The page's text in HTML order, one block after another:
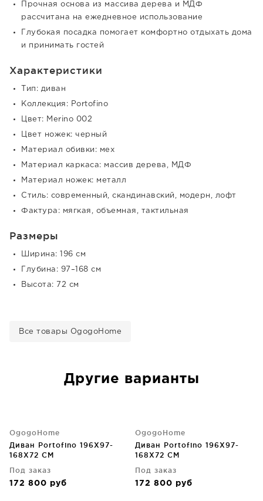
Прочная основа из массива дерева и МДФ
рассчитана на ежедневное использование
Глубокая посадка помогает комфортно отдыхать дома
и принимать гостей
Характеристики
Тип: диван
Коллекция: Portofino
Цвет: Merino 002
Цвет ножек: черный
Материал обивки: мех
Материал каркаса: массив дерева, МДФ
Материал ножек: металл
Стиль: современный, скандинавский, модерн, лофт
Фактура: мягкая, объемная, тактильная
Размеры
Ширина: 196 см
Глубина: 97–168 см
Высота: 72 см
Все товары OgogoHome
Другие варианты
OgogoHome
Диван Portofino 196X97-
168X72 CM
Под заказ
172 800 руб
OgogoHome
Диван Portofino 196X97-
168X72 CM
Под заказ
172 800 руб